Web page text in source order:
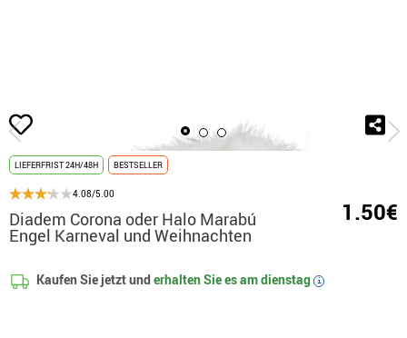
LIEFERFRIST 24H/48H BESTSELLER
4.08/5.00
Diadem Corona oder Halo Marabú
Engel Karneval und Weihnachten
1.50€
Kaufen Sie jetzt underhalten Sie es amdienstag i